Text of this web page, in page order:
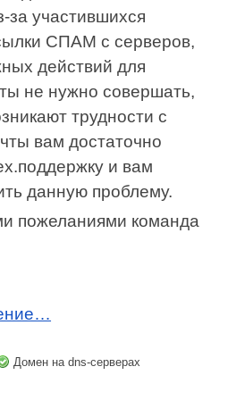
за участившихся
СПАМ с серверов,
действий для
не нужно совершать,
трудности с
вам достаточно
и вам
данную проблему.
пожеланиями команда
Домен на dns-серверах